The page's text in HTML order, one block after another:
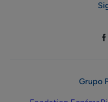
Grupo